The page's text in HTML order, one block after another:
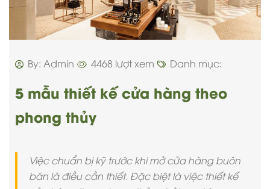
By: Admin 4468 lượt xem Danh mục:
5 mẫu thiết kế cửa hàng theo
phong thủy
Việc chuẩn bị kỹ trước khi mở cửa hàng buôn
bán là điều cần thiết. Đặc biệt là việc thiết kế